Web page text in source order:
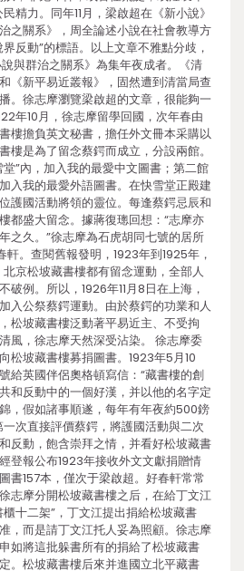
精力。同年11月，梁啟超在《新小說》
之關系》，周全論述小說在社會教導方
反動”的標語。以上文章不雅點分歧，
與群治之關系》為集年夜成者。《清
《新平易近叢報》，固然遭到清當局查
。徐志摩瀏覽梁啟超的文章，很能夠一
年10月，徐志摩留學回國，次年春由
樓擔負英文秘書，擔任外文冊本采購以
樓是為了留念蔡鍔而成立，分設兩館。
”內，加入我的最愛中文圖書；第二館
入我的最愛外語圖書。在快雪堂正殿建
護國活動將領的靈位。每逢蔡鍔忌辰和
都盛大留念。據蔣復璁回想：“志摩亦
之久。”徐志摩為石虎胡同七號的居所
。查閱舊報發明，1923年到1925年，
北京松坡藏書樓都有留念運動，全部人
破例。所以，1926年11月8日在上海，
入公祭蔡鍔運動。由於蔡鍔的功業和人
松坡藏書樓泛動著平易近主、不受拘
風，徐志摩天然深受沾染。 徐志摩委
松坡藏書樓募捐圖書。1923年5月10
給英國伴侶奧格頓寫信：“藏書樓的創
和反動中的一個好漢，并以他的名字定
，假如諸事順遂，每年有年夜約500鎊
次直接評價蔡鍔，將護國活動與二次
反動，飽含崇拜之情，并看好松坡藏書
登報公布1923年接收外文文獻捐贈情
書157本，僅次于梁啟超。好春軒常常
志摩分開松坡藏書樓之后，在給丁文江
十二架”，丁文江提出捐給松坡藏書
，而是請丁文江托人妥為照顧。徐志摩
如將這批躲書所有的捐給了松坡藏書
。松坡藏書樓后來并進國立北平藏書